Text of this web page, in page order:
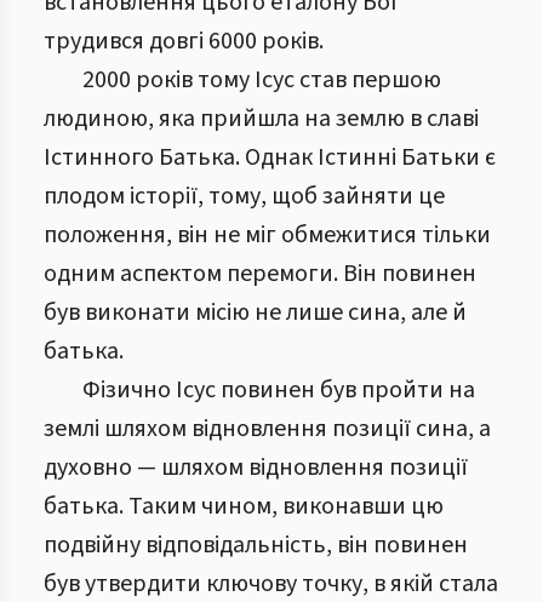
трудився довгі 6000 років.
2000 років тому Ісус став першою
людиною, яка прийшла на землю в славі
Істинного Батька. Однак Істинні Батьки є
плодом історії, тому, щоб зайняти це
положення, він не міг обмежитися тільки
одним аспектом перемоги. Він повинен
був виконати місію не лише сина, але й
батька.
Фізично Ісус повинен був пройти на
землі шляхом відновлення позиції сина, а
духовно — шляхом відновлення позиції
батька. Таким чином, виконавши цю
подвійну відповідальність, він повинен
був утвердити ключову точку, в якій стала